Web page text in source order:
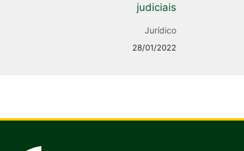
judiciais
Jurídico
28/01/2022